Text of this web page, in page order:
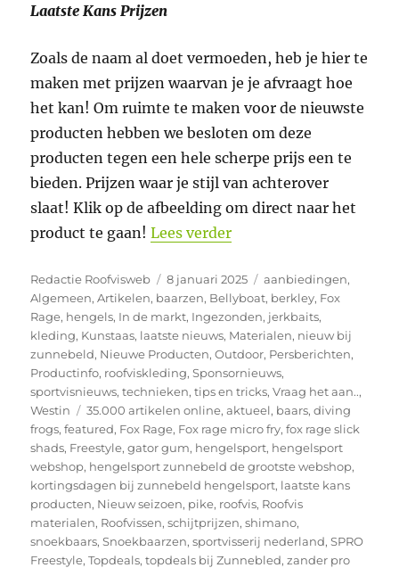
Laatste Kans Prijzen
Zoals de naam al doet vermoeden, heb je hier te
maken met prijzen waarvan je je afvraagt hoe
het kan! Om ruimte te maken voor de nieuwste
producten hebben we besloten om deze
producten tegen een hele scherpe prijs een te
bieden. Prijzen waar je stijl van achterover
slaat! Klik op de afbeelding om direct naar het
product te gaan!Lees verder“(Mega) scherpe
Auteur
Redactie Roofvisweb
Geplaatst
op
8 januari 2025 Categorieën
aanbiedingen,
Algemeen,Artikelen, baarzen, Bellyboat, berkley, Fox
Rage, hengels, In de markt, Ingezonden, jerkbaits,
kleding, Kunstaas, laatste nieuws, Materialen, nieuw bij
zunnebeld, Nieuwe Producten,Outdoor, Persberichten,
Productinfo, roofviskleding,Sponsornieuws,
sportvisnieuws,technieken,tips en tricks,Vraag het aan..,
Westin
Tags
35.000 artikelen online,aktueel, baars,diving
frogs,featured, Fox Rage, Fox rage micro fry,fox rage slick
shads, Freestyle,gator gum, hengelsport, hengelsport
webshop, hengelsport zunnebeld de grootste webshop,
kortingsdagen bij zunnebeld hengelsport, laatste kans
producten, Nieuw seizoen, pike, roofvis, Roofvis
materialen, Roofvissen,schijtprijzen,shimano,
snoekbaars,Snoekbaarzen,sportvisserij nederland,SPRO
Freestyle,Topdeals,topdeals bij Zunnebled,zander pro